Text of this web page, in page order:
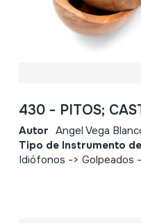
430 - PITOS;
Autor Angel Vega
Tipo de Instrumento
Idiófonos -> Golpeados